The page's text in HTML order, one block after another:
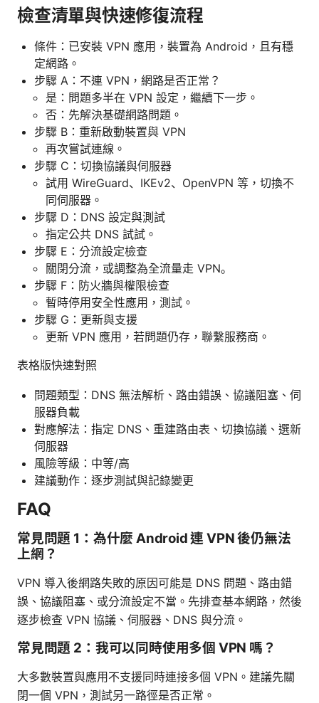
檢查清單與快速修復流程
條件：已安裝 VPN 應用，裝置為 Android，且有穩
定網路。
步驟 A：不連 VPN，網路是否正常？
是：問題多半在 VPN 設定，繼續下一步。
否：先解決基礎網路問題。
步驟 B：重新啟動裝置與 VPN
再次嘗試連線。
步驟 C：切換協議與伺服器
試用 WireGuard、IKEv2、OpenVPN 等，切換不
同伺服器。
步驟 D：DNS 設定與測試
指定公共 DNS 試試。
步驟 E：分流設定檢查
關閉分流，或調整為全流量走 VPN。
步驟 F：防火牆與權限檢查
暫時停用安全性應用，測試。
步驟 G：更新與支援
更新 VPN 應用，若問題仍存，聯繫服務商。
表格版快速對照
問題類型：DNS 無法解析、路由錯誤、協議阻塞、伺
服器負載
對應解法：指定 DNS、重建路由表、切換協議、選新
伺服器
風險等級：中等/高
建議動作：逐步測試與記錄變更
FAQ
常見問題 1：為什麼 Android 連 VPN 後仍無法
上網？
VPN 導入後網路失敗的原因可能是 DNS 問題、路由錯
誤、協議阻塞、或分流設定不當。先排查基本網路，然後
逐步檢查 VPN 協議、伺服器、DNS 與分流。
常見問題 2：我可以同時使用多個 VPN 嗎？
大多數裝置與應用不支援同時連接多個 VPN。建議先關
閉一個 VPN，測試另一路徑是否正常。